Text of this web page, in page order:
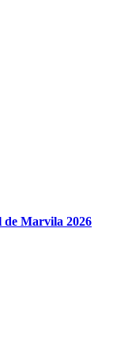
de Marvila 2026